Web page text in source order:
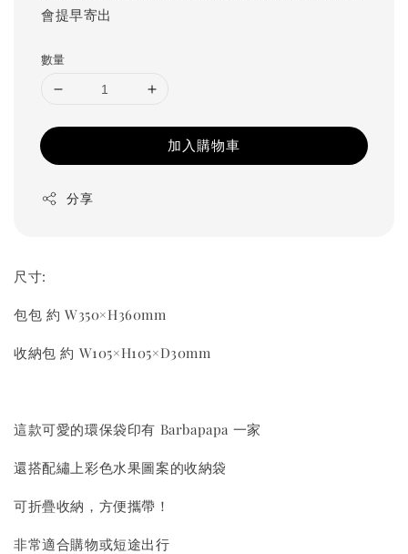
會提早寄出
數量
加入購物車
分享
尺寸:
包包 約 W350×H360mm
收納包 約 W105×H105×D30mm
這款可愛的環保袋印有 Barbapapa 一家
還搭配繡上彩色水果圖案的收納袋
可折疊收納，方便攜帶！
非常適合購物或短途出行